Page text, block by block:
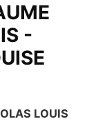
-
LOUIS